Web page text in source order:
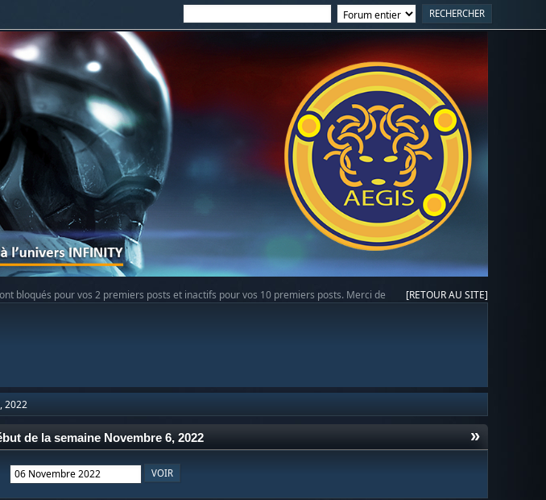
[RETOUR AU SITE]
bloqués pour vos 2 premiers posts et inactifs pour vos 10 premiers posts. Merci de
2022
»
de la semaine Novembre 6, 2022